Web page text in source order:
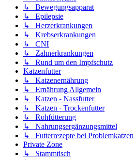
↳ Bewegungsapparat
↳ Epilepsie
↳ Herzerkrankungen
↳ Krebserkrankungen
↳ CNI
↳ Zahnerkrankungen
↳ Rund um den Impfschutz
Katzenfutter
↳ Katzenernährung
↳ Ernährung Allgemein
↳ Katzen - Nassfutter
↳ Katzen - Trockenfutter
↳ Rohfütterung
↳ Nahrungsergänzungsmittel
↳ Futterrezepte bei Problemkatzen
Private Zone
↳ Stammtisch